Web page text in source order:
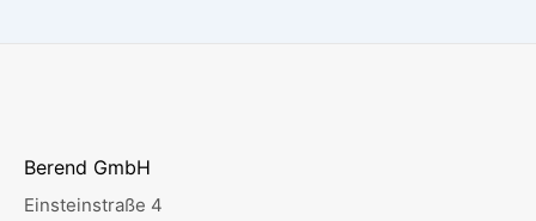
Berend GmbH
Einsteinstraße 4